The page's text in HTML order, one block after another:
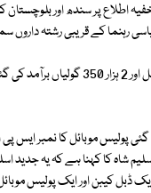
اطلاع پر سندھ اور بلوچستان
ذرائع کے مطابق ملزمان کے قبضے
کا کہنا ہے کہ یہ جدید
ڈبل کیبن اور ایک پولیس